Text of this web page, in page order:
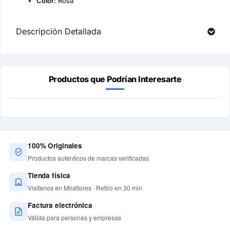
Descripción Detallada
Productos que Podrían Interesarte
100% Originales
Productos auténticos de marcas verificadas
Tienda física
Visítanos en Miraflores · Retiro en 30 min
Factura electrónica
Válida para personas y empresas